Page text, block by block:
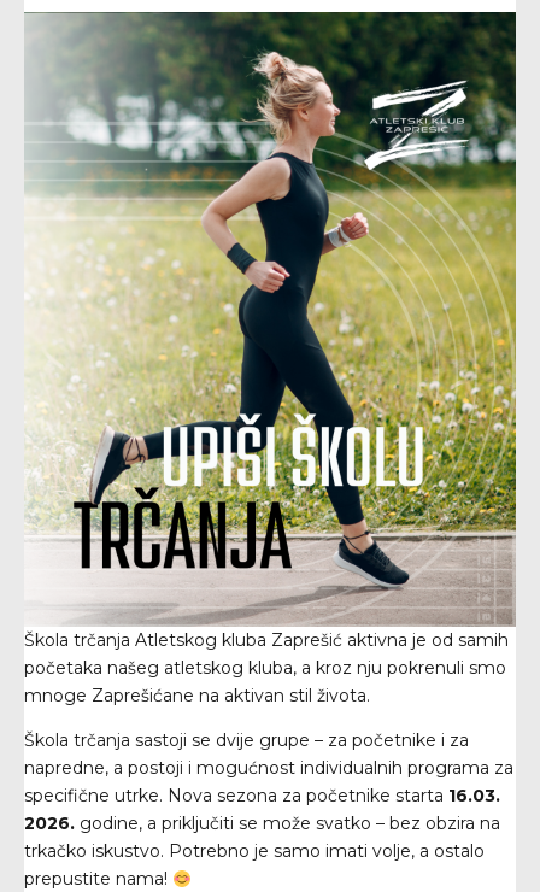
Škola trčanja Atletskog kluba Zaprešić aktivna je od samih
početaka našeg atletskog kluba, a kroz nju pokrenuli smo
mnoge Zaprešićane na aktivan stil života.
Škola trčanja sastoji se dvije grupe – za početnike i za
napredne, a postoji i mogućnost individualnih programa za
specifične utrke. Nova sezona za početnike starta 16.03.
2026. godine, a priključiti se može svatko – bez obzira na
trkačko iskustvo. Potrebno je samo imati volje, a ostalo
prepustite nama!